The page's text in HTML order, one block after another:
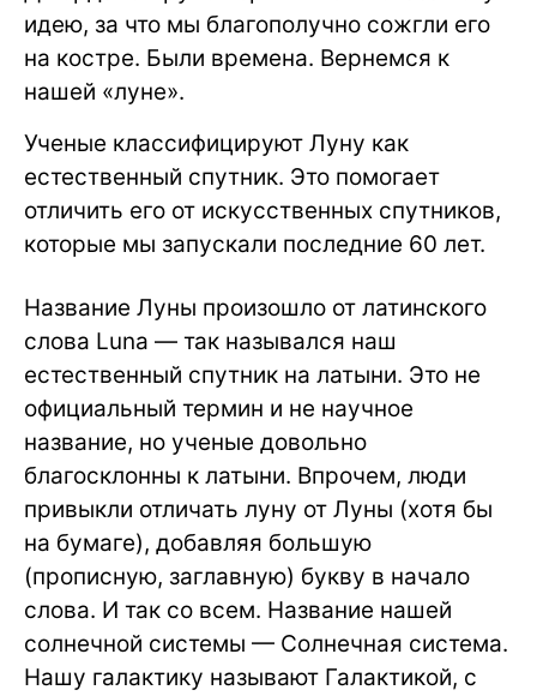
идею, за что мы благополучно сожгли его
на костре. Были времена. Вернемся к
нашей «луне».
Ученые классифицируют Луну как
естественный спутник. Это помогает
отличить его от искусственных спутников,
которые мы запускали последние 60 лет.
Название Луны произошло от латинского
слова Luna — так назывался наш
естественный спутник на латыни. Это не
официальный термин и не научное
название, но ученые довольно
благосклонны к латыни. Впрочем, люди
привыкли отличать луну от Луны (хотя бы
на бумаге), добавляя большую
(прописную, заглавную) букву в начало
слова. И так со всем. Название нашей
солнечной системы — Солнечная система.
Нашу галактику называют Галактикой, с